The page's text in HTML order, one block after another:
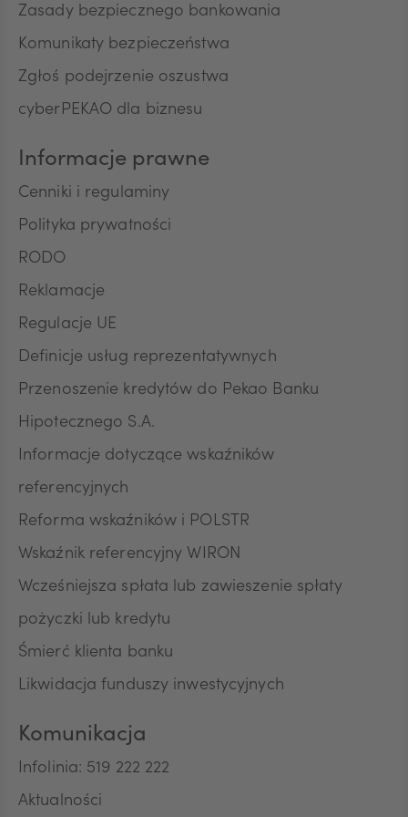
Pana/Pani danych osobowych: identyfikacyjne,
teleadresowe, dotyczące sytuacji ekonomicznej,
produktów finansowych. Niniejszą zgodę składam
dobrowolnie i oświadczam, że zostałem/am/
wycofanie zgody nie wpływa na zgodność z
podstawie zgody przed jej wycofaniem.
Zasady bezpiecznego bankowania
Komunikaty bezpieczeństwa
Zgłoś podejrzenie oszustwa
cyberPEKAO dla biznesu
Informacje prawne
Cenniki i regulaminy
Polityka prywatności
RODO
Reklamacje
Regulacje UE
Definicje usług reprezentatywnych
Przenoszenie kredytów do Pekao Banku
Hipotecznego S.A.
Informacje dotyczące wskaźników
referencyjnych
Reforma wskaźników i POLSTR
Wskaźnik referencyjny WIRON
Wcześniejsza spłata lub zawieszenie spłaty
pożyczki lub kredytu
Śmierć klienta banku
Likwidacja funduszy inwestycyjnych
Komunikacja
Infolinia: 519 222 222
Aktualności